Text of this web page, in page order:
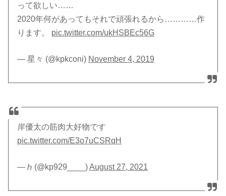
って欲しい……
2020年何があってもそれで頑張れるから…………作
ります。 pic.twitter.com/ukHSBEc56G
— 星々 (@kpkconi) November 4, 2019
岸優太の筋肉大好物です
pic.twitter.com/E3o7uCSRqH
— ℎ (@kp929____)August 27, 2021